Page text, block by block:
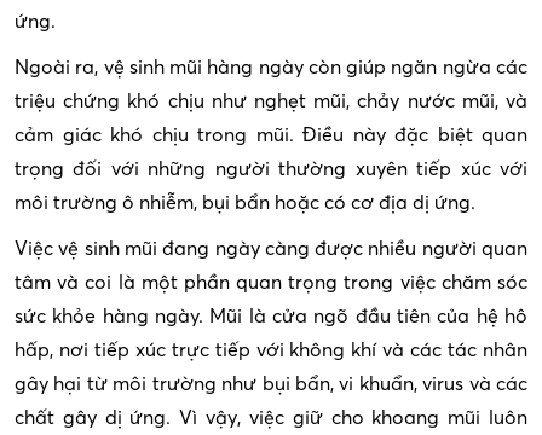
ứng.
Ngoài ra, vệ sinh mũi hàng ngày còn giúp ngăn ngừa các
triệu chứng khó chịu như nghẹt mũi, chảy nước mũi, và
cảm giác khó chịu trong mũi. Điều này đặc biệt quan
trọng đối với những người thường xuyên tiếp xúc với
môi trường ô nhiễm, bụi bẩn hoặc có cơ địa dị ứng.
Việc vệ sinh mũi đang ngày càng được nhiều người quan
tâm và coi là một phần quan trọng trong việc chăm sóc
sức khỏe hàng ngày. Mũi là cửa ngõ đầu tiên của hệ hô
hấp, nơi tiếp xúc trực tiếp với không khí và các tác nhân
gây hại từ môi trường như bụi bẩn, vi khuẩn, virus và các
chất gây dị ứng. Vì vậy, việc giữ cho khoang mũi luôn